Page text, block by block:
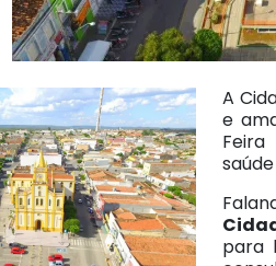
A
e
para